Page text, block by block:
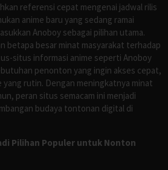
referensi cepat mengenai jadwal rilis
anime baru yang sedang ramai
Anoboy sebagai pilihan utama.
betapa besar minat masyarakat terhadap
situs informasi anime seperti Anoboy
penonton yang ingin akses cepat,
rutin. Dengan meningkatnya minat
peran situs semacam ini menjadi
budaya tontonan digital di
Pilihan Populer untuk Nonton